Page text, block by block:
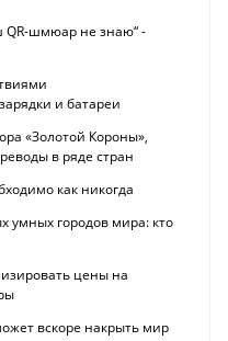
QR-шмюар не знаю“ -
и батареи
«Золотой Короны»,
в ряде стран
как никогда
умных городов мира: кто
цены на
вскоре накрыть мир